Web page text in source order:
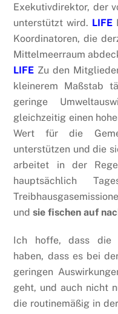
Exekutivdirektor, der
unterstützt wird. LIFE
Koordinatoren, die
Mittelmeerraum
LIFE Zu den
kleinerem Maßstab
geringe
gleichzeitig einen
Wert für die
unterstützen und die
arbeitet in der
hauptsächlich
und sie fischen auf
Ich hoffe, dass die
haben, dass es bei
geringen
geht, und auch nicht
die routinemäßig in